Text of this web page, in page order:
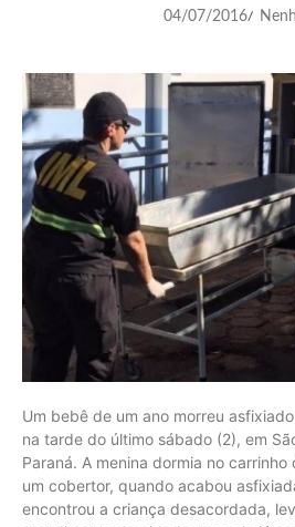
04/07/2016/
Um bebê de um ano morreu
na tarde do último sábado (2), em
Paraná. A menina dormia no
um cobertor, quando acabou
encontrou a criança desacordada,